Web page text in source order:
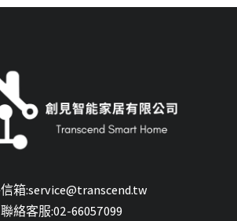
箱:service@transcend.tw
聯絡客服:02-66057099